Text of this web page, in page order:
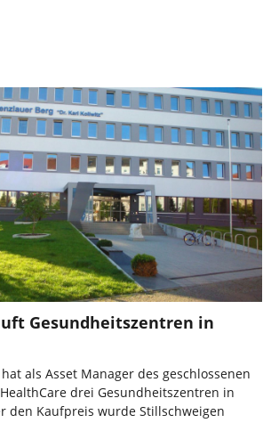
Gesundheitszentren in
als Asset Manager des geschlossenen
drei Gesundheitszentren in
den Kaufpreis wurde Stillschweigen